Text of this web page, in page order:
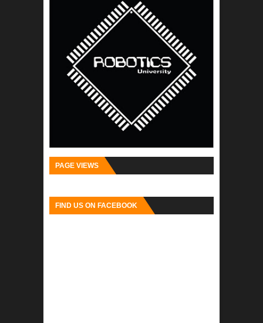
PAGE VIEWS
FIND US ON FACEBOOK